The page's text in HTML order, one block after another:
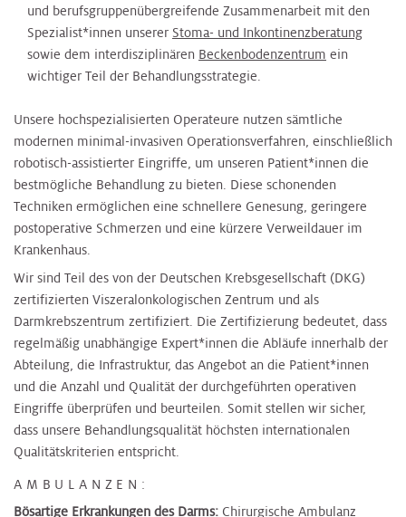
und berufsgruppenübergreifende Zusammenarbeit mit den
Spezialist*innen unserer Stoma- und Inkontinenzberatung
sowie dem interdisziplinären Beckenbodenzentrum ein
wichtiger Teil der Behandlungsstrategie.
Unsere hochspezialisierten Operateure nutzen sämtliche
modernen minimal-invasiven Operationsverfahren, einschließlich
robotisch-assistierter Eingriffe, um unseren Patient*innen die
bestmögliche Behandlung zu bieten. Diese schonenden
Techniken ermöglichen eine schnellere Genesung, geringere
postoperative Schmerzen und eine kürzere Verweildauer im
Krankenhaus.
Wir sind Teil des von der Deutschen Krebsgesellschaft (DKG)
zertifizierten Viszeralonkologischen Zentrum und als
Darmkrebszentrum zertifiziert. Die Zertifizierung bedeutet, dass
regelmäßig unabhängige Expert*innen die Abläufe innerhalb der
Abteilung, die Infrastruktur, das Angebot an die Patient*innen
und die Anzahl und Qualität der durchgeführten operativen
Eingriffe überprüfen und beurteilen. Somit stellen wir sicher,
dass unsere Behandlungsqualität höchsten internationalen
Qualitätskriterien entspricht.
AMBULANZEN:
Bösartige Erkrankungen des Darms: Chirurgische Ambulanz